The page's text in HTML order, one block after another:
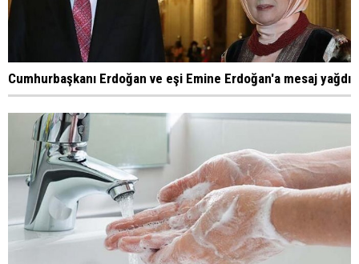
Cumhurbaşkanı Erdoğan ve eşi Emine Erdoğan'a mesaj yağdı